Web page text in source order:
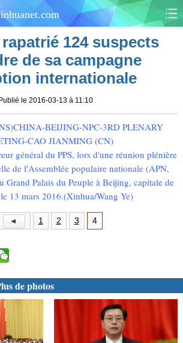
MONDE
ÉCONOMIE
PLANÈTE
DOCUMENTS
PHOTOS
124 suspects
de sa campagne
internationale
le 2016-03-13 à 11:10
général du PPS, lors d'une réunion plénière
de l'Assemblée populaire nationale (APN,
Grand Palais du Peuple à Beijing, capitale de
13 mars 2016.(Xinhua/Wang Ye)
1 2 3 4
de photos